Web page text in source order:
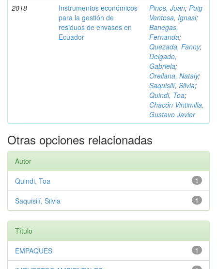
2018
Instrumentos económicos
para la gestión de
residuos de envases en
Ecuador
Pinos, Juan; Puig
Ventosa, Ignasi;
Banegas,
Fernanda;
Quezada, Fanny;
Delgado,
Gabriela;
Orellana, Nataly;
Saquisilí, Silvia;
Quindi, Toa;
Chacón Vintimilla,
Gustavo Javier
Otras opciones relacionadas
Autor
1
Quindi, Toa
1
Saquisilí, Silvia
Título
1
EMPAQUES